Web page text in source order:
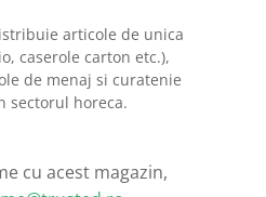
articole de unica
caserole carton etc.),
de menaj si curatenie
sectorul horeca.
cu acest magazin,